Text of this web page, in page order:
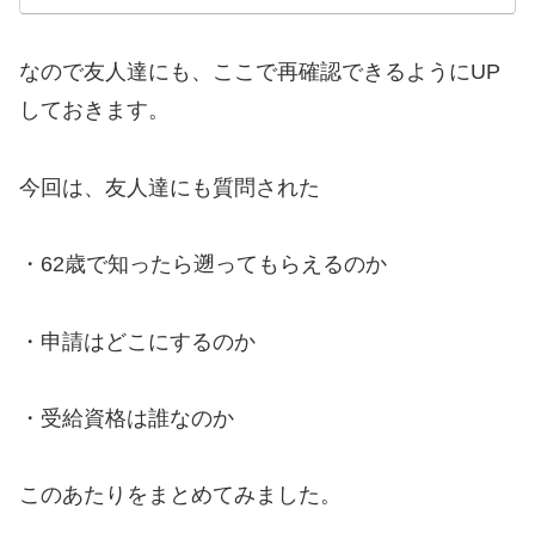
なので友人達にも、ここで再確認できるようにUP
しておきます。
今回は、友人達にも質問された
・62歳で知ったら遡ってもらえるのか
・申請はどこにするのか
・受給資格は誰なのか
このあたりをまとめてみました。